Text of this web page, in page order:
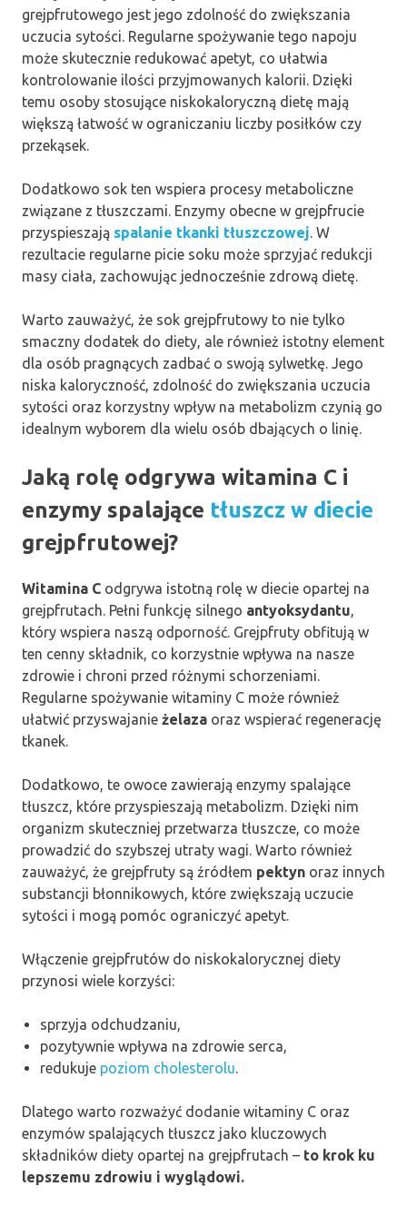
grejpfrutowego jest jego zdolność do zwiększania
uczucia sytości. Regularne spożywanie tego napoju
może skutecznie redukować apetyt, co ułatwia
kontrolowanie ilości przyjmowanych kalorii. Dzięki
temu osoby stosujące niskokaloryczną dietę mają
większą łatwość w ograniczaniu liczby posiłków czy
przekąsek.
Dodatkowo sok ten wspiera procesy metaboliczne
związane z tłuszczami. Enzymy obecne w grejpfrucie
przyspieszają spalanie tkanki tłuszczowej . W
rezultacie regularne picie soku może sprzyjać redukcji
masy ciała, zachowując jednocześnie zdrową dietę.
Warto zauważyć, że sok grejpfrutowy to nie tylko
smaczny dodatek do diety, ale również istotny element
dla osób pragnących zadbać o swoją sylwetkę. Jego
niska kaloryczność, zdolność do zwiększania uczucia
sytości oraz korzystny wpływ na metabolizm czynią go
idealnym wyborem dla wielu osób dbających o linię.
Jaką rolę odgrywa witamina C i
enzymy spalające tłuszcz w diecie
grejpfrutowej?
Witamina C odgrywa istotną rolę w diecie opartej na
grejpfrutach. Pełni funkcję silnego antyoksydantu
który wspiera naszą odporność. Grejpfruty obfitują w
ten cenny składnik, co korzystnie wpływa na nasze
zdrowie i chroni przed różnymi schorzeniami.
Regularne spożywanie witaminy C może również
ułatwić przyswajanie żelaza oraz wspierać regenerację
tkanek.
Dodatkowo, te owoce zawierają enzymy spalające
tłuszcz, które przyspieszają metabolizm. Dzięki nim
organizm skuteczniej przetwarza tłuszcze, co może
prowadzić do szybszej utraty wagi. Warto również
zauważyć, że grejpfruty są źródłem pektyn oraz innych
substancji błonnikowych, które zwiększają uczucie
sytości i mogą pomóc ograniczyć apetyt.
Włączenie grejpfrutów do niskokalorycznej diety
przynosi wiele korzyści:
sprzyja odchudzaniu,
pozytywnie wpływa na zdrowie serca,
redukuje poziom cholesterolu
Dlatego warto rozważyć dodanie witaminy C oraz
enzymów spalających tłuszcz jako kluczowych
składników diety opartej na grejpfrutach – to krok ku
lepszemu zdrowiu i wyglądowi.